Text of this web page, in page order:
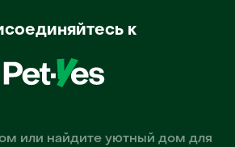
к
или найдите уютный дом для